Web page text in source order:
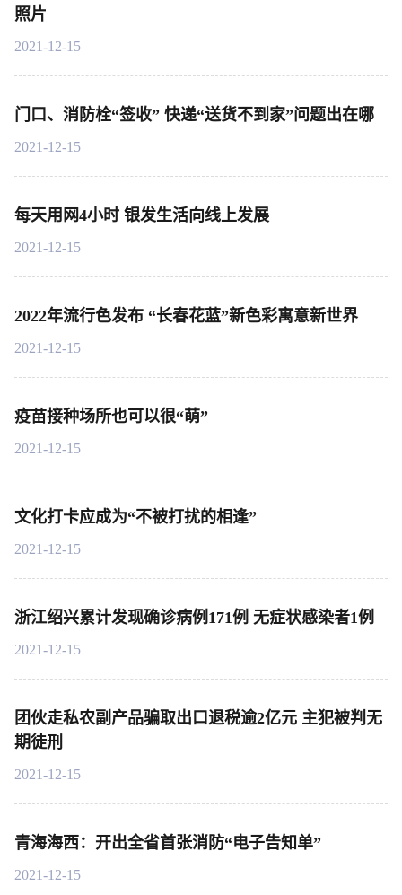
照片
2021-12-15
门口、消防栓“签收” 快递“送货不到家”问题出在哪
2021-12-15
每天用网4小时 银发生活向线上发展
2021-12-15
2022年流行色发布 “长春花蓝”新色彩寓意新世界
2021-12-15
疫苗接种场所也可以很“萌”
2021-12-15
文化打卡应成为“不被打扰的相逢”
2021-12-15
浙江绍兴累计发现确诊病例171例 无症状感染者1例
2021-12-15
团伙走私农副产品骗取出口退税逾2亿元 主犯被判无
期徒刑
2021-12-15
青海海西：开出全省首张消防“电子告知单”
2021-12-15